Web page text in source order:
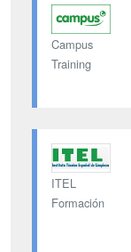
Campus
Training
ITEL
Formación